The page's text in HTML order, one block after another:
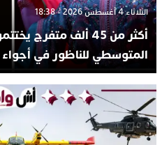
الثلاثاء 4 أغسطس 2026 - 18:38
أكثر من 45 ألف متفرج
المتوسطي للناظور في أجواء